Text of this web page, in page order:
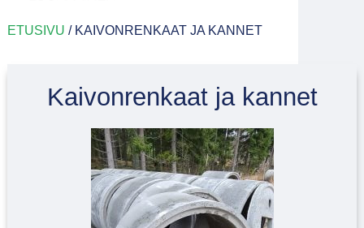
ETUSIVU / KAIVONRENKAAT JA KANNET
Kaivonrenkaat ja kannet